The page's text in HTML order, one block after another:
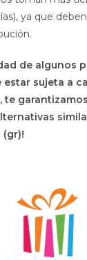
ya que
de algunos
estar sujeta a
te
(gr)!